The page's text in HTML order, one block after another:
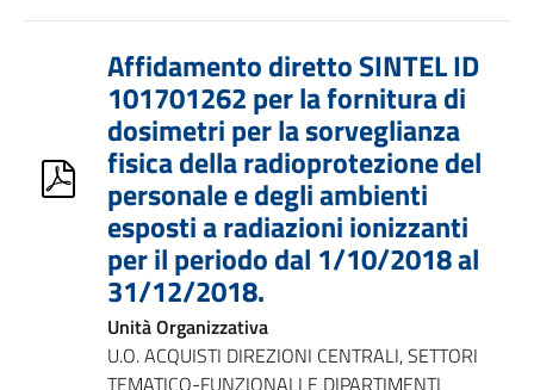
Affidamento diretto SINTEL ID
101701262 per la fornitura di
dosimetri per la sorveglianza
fisica della radioprotezione del
personale e degli ambienti
esposti a radiazioni ionizzanti
per il periodo dal 1/10/2018 al
31/12/2018.
Unità Organizzativa
U.O. ACQUISTI DIREZIONI CENTRALI, SETTORI
TEMATICO-FUNZIONALI E DIPARTIMENTI